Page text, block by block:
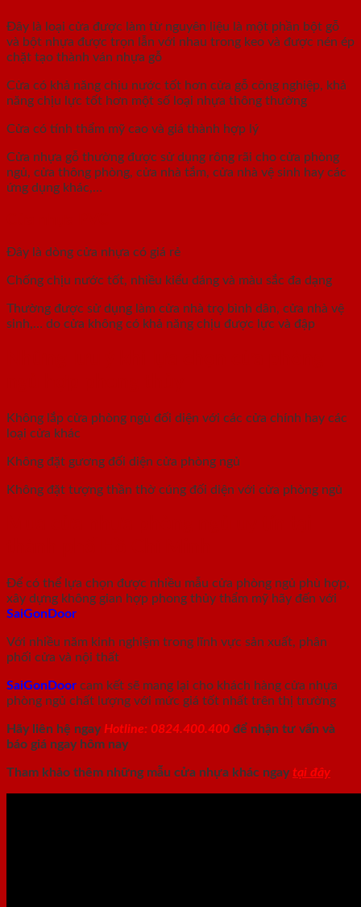
Đây là loại cửa được làm từ nguyên liệu là một phần bột gỗ
và bột nhựa được trọn lẫn với nhau trong keo và được nén ép
chặt tạo thành ván nhựa gỗ
Cửa có khả năng chịu nước tốt hơn cửa gỗ công nghiệp, khả
năng chịu lực tốt hơn một số loại nhựa thông thường
Cửa có tính thẩm mỹ cao và giá thành hợp lý
Cửa nhựa gỗ thường được sử dụng rông rãi cho cửa phòng
ngủ, cửa thông phòng, cửa nhà tắm, cửa nhà vệ sinh hay các
ứng dụng khác,…
Đây là dòng cửa nhựa có giá rẻ
Chống chịu nước tốt, nhiều kiểu dáng và màu sắc đa dạng
Thường được sử dụng làm cửa nhà trọ bình dân, cửa nhà vệ
sinh,… do cửa không có khả năng chịu được lực và đập
Không lắp cửa phòng ngủ đối diện với các cửa chính hay các
loại cửa khác
Không đặt gương đối diện cửa phòng ngủ
Không đặt tượng thần thờ cúng đối diện với cửa phòng ngủ
Để có thể lựa chọn được nhiều mẫu cửa phòng ngủ phù hợp,
xây dựng không gian hợp phong thủy thẩm mỹ hãy đến với
SaiGonDoor
Với nhiều năm kinh nghiệm trong lĩnh vực sản xuất, phân
phối cửa và nội thất
SaiGonDoor cam kết sẽ mang lại cho khách hàng cửa nhựa
phòng ngủ chất lượng với mức giá tốt nhất trên thị trường
Hãy liên hệ ngay Hotline: 0824.400.400 để nhận tư vấn và
báo giá ngay hôm nay
Tham khảo thêm những mẫu cửa nhựa khác ngay tại đây